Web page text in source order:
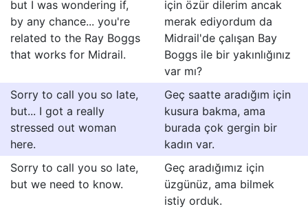
but I was wondering if,
by any chance... you're
related to the Ray Boggs
that works for Midrail.
için özür dilerim ancak
merak ediyordum da
Midrail'de çalışan Bay
Boggs ile bir yakınlığınız
var mı?
Sorry to call you so late,
but... I got a really
stressed out woman
here.
Geç saatte aradığım için
kusura bakma, ama
burada çok gergin bir
kadın var.
Sorry to call you so late,
but we need to know.
Geç aradığımız için
üzgünüz, ama bilmek
istiy orduk.